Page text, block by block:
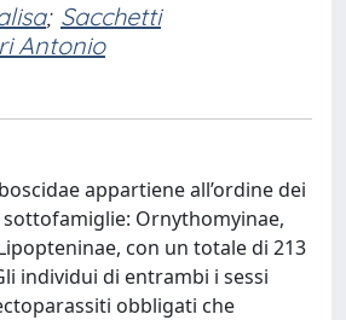
; Sacchetti
Antonio
appartiene all’ordine dei
Ornythomyinae,
con un totale di 213
individui di entrambi i sessi
obbligati che